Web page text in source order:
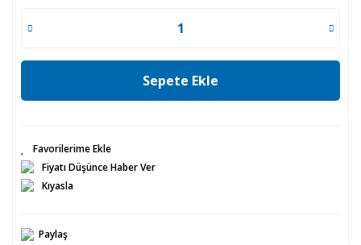
Sepete Ekle
Fiyatı Düşünce Haber Ver
Kıyasla
Paylaş